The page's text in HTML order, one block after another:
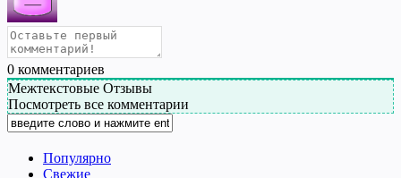
0 комментариев
Межтекстовые Отзывы
Посмотреть все комментарии
Популярно
Свежие